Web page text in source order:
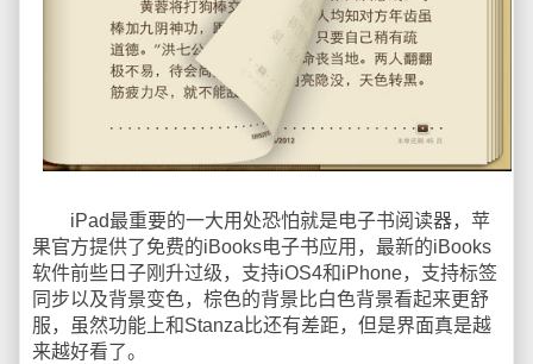
iPad最重要的一大用处恐怕就是电子书阅读器，苹
果官方提供了免费的iBooks电子书应用，最新的iBooks
软件前些日子刚升过级，支持iOS4和iPhone，支持标签
同步以及背景变色，棕色的背景比白色背景看起来更舒
服，虽然功能上和Stanza比还有差距，但是界面真是越
来越好看了。